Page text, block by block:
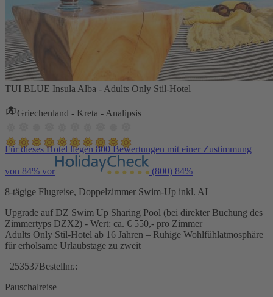
TUI BLUE Insula Alba - Adults Only Stil-Hotel
Griechenland - Kreta - Analipsis
Für dieses Hotel liegen 800 Bewertungen mit einer Zustimmung
von 84% vor (800) 84%
8-tägige Flugreise, Doppelzimmer Swim-Up inkl. AI
Upgrade auf DZ Swim Up Sharing Pool (bei direkter Buchung des
Zimmertyps DZX2) - Wert: ca. € 550,- pro Zimmer
Adults Only Stil-Hotel ab 16 Jahren – Ruhige Wohlfühlatmosphäre
für erholsame Urlaubstage zu zweit
253537Bestellnr.:
Pauschalreise